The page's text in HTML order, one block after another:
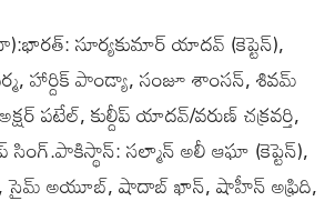
సూర్యకుమార్ యాదవ్ (కెప్టెన్),
హార్దిక్ పాండ్యా, సంజూ శాంసన్, శివమ్
పటేల్, కుల్దీప్ యాదవ్/వరుణ్ చక్రవర్తి,
సింగ్.పాకిస్థాన్: సల్మాన్ అలీ ఆఘా (కెప్టెన్),
సైమ్ అయూబ్, షాదాబ్ ఖాన్, షాహీన్ అఫ్రిది,